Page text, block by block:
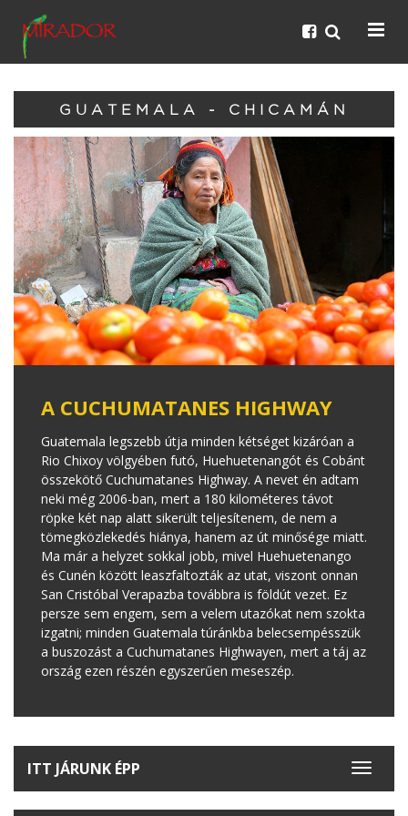
GUATEMALA - CHICAMÁN
A CUCHUMATANES HIGHWAY
Guatemala legszebb útja minden kétséget kizáróan a
Rio Chixoy völgyében futó, Huehuetenangót és Cobánt
összekötő Cuchumatanes Highway. A nevet én adtam
neki még 2006-ban, mert a 180 kilométeres távot
röpke két nap alatt sikerült teljesítenem, de nem a
tömegközlekedés hiánya, hanem az út minősége miatt.
Ma már a helyzet sokkal jobb, mivel Huehuetenango
és Cunén között leaszfaltozták az utat, viszont onnan
San Cristóbal Verapazba továbbra is földút vezet. Ez
persze sem engem, sem a velem utazókat nem szokta
izgatni; minden Guatemala túránkba belecsempésszük
a buszozást a Cuchumatanes Highwayen, mert a táj az
ország ezen részén egyszerűen meseszép.
Toggle
ITT JÁRUNK ÉPP